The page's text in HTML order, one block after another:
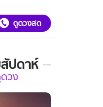
วดูดวงสด
ปดาห์
วง